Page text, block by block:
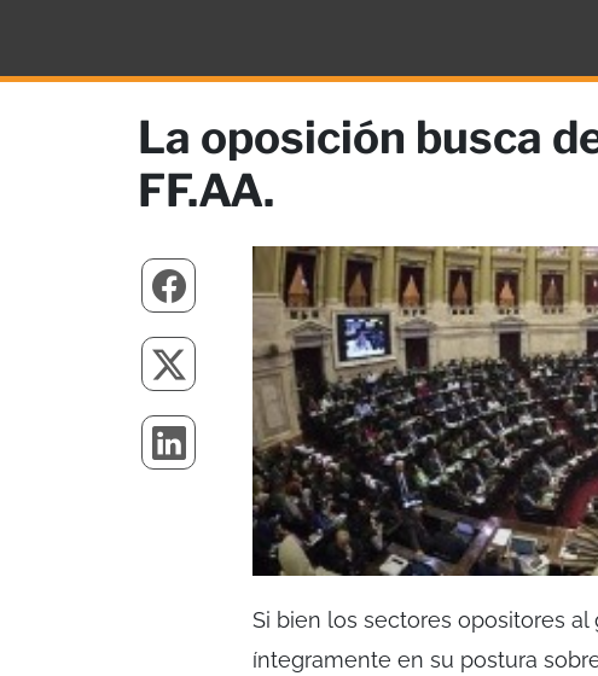
La oposición busca
FF.AA.
Si bien los sectores opositores
íntegramente en su postura